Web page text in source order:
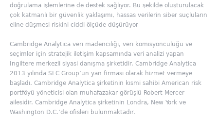
doğrulama işlemlerine de destek sağlıyor. Bu şekilde oluşturulacak
çok katmanlı bir güvenlik yaklaşımı, hassas verilerin siber suçluların
eline düşmesi riskini ciddi ölçüde düşürüyor
Cambridge Analytica veri madenciliği, veri komisyonculuğu ve
seçimler için stratejik iletişim kapsamında veri analizi yapan
İngiltere merkezli siyasi danışma şirketidir. Cambridge Analytica
2013 yılında SLC Group’un yan firması olarak hizmet vermeye
başladı. Cambridge Analytica şirketinin kısmi sahibi American risk
portföyü yöneticisi olan muhafazakar görüşlü Robert Mercer
ailesidir. Cambridge Analytica şirketinin Londra, New York ve
Washington D.C.’de ofisleri bulunmaktadır.